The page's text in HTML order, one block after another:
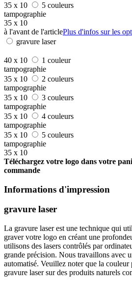
35 x 10
5 couleurs
tampographie
35 x 10
à l'avant de l'articlePlus d'infos sur les
gravure laser
40 x 10
1 couleur
tampographie
35 x 10
2 couleurs
tampographie
35 x 10
3 couleurs
tampographie
35 x 10
4 couleurs
tampographie
35 x 10
5 couleurs
tampographie
35 x 10
Téléchargez votre logo dans votre
commande
Informations d'impression
gravure laser
La gravure laser est une technique qui
graver votre logo en créant une
utilisons des lasers contrôlés par
grande précision. Nous travaillons avec
automatisé. Veuillez noter que la couleur
gravure laser sur des produits naturels